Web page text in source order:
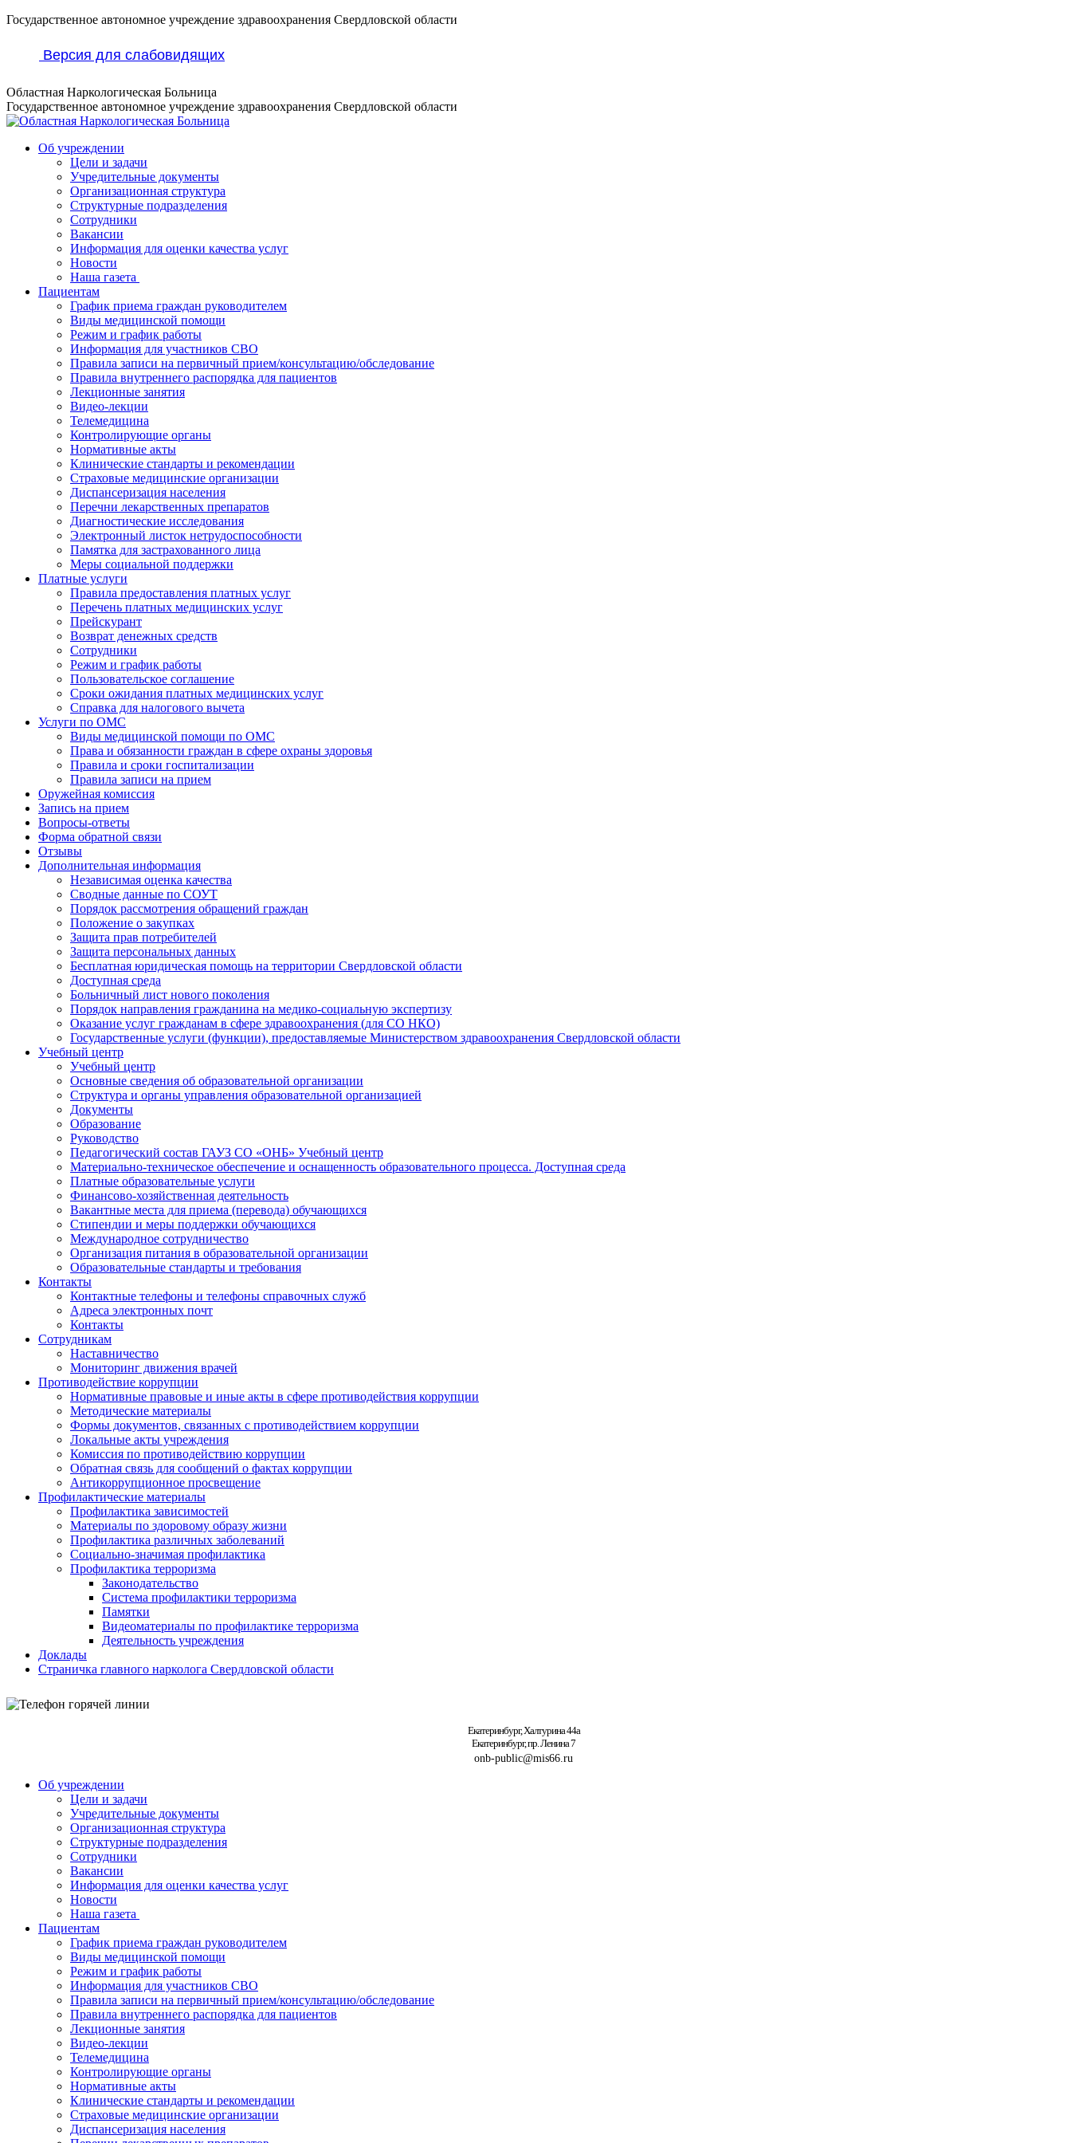
Перейти
содержанию
Государственное автономное учреждение здравоохранения Свердловской области
Версия для слабовидящих
Областная Наркологическая Больница
Государственное автономное учреждение здравоохранения Свердловской области
Об учреждении
Цели и задачи
Учредительные документы
Организационная структура
Структурные подразделения
Сотрудники
Вакансии
Информация для оценки качества услуг
Новости
​​Наша газета
Пациентам
График приема граждан руководителем
Виды медицинской помощи
Режим и график работы
Информация для участников СВО
Правила записи на первичный прием/консультацию/обследование
Правила внутреннего распорядка для пациентов
Лекционные занятия
Видео-лекции
Телемедицина
Контролирующие органы
Нормативные акты
Клинические стандарты и рекомендации
Страховые медицинские организации
Диспансеризация населения
Перечни лекарственных препаратов
Диагностические исследования
Электронный листок нетрудоспособности
Памятка для застрахованного лица
Меры социальной поддержки
Платные услуги
Правила предоставления платных услуг
Перечень платных медицинских услуг
Прейскурант
Возврат денежных средств
Сотрудники
Режим и график работы
Пользовательское соглашение
Сроки ожидания платных медицинских услуг
Справка для налогового вычета
Услуги по ОМС
Виды медицинской помощи по ОМС
Права и обязанности граждан в сфере охраны здоровья
Правила и сроки госпитализации
Правила записи на прием
Оружейная комиссия
Запись на прием
Вопросы-ответы
Форма обратной связи
Отзывы
Дополнительная информация
Независимая оценка качества
Сводные данные по СОУТ
Порядок рассмотрения обращений граждан
Положение о закупках
Защита прав потребителей
Защита персональных данных
Бесплатная юридическая помощь на территории Свердловской области
Доступная среда
Больничный лист нового поколения
Порядок направления гражданина на медико-социальную экспертизу
Оказание услуг гражданам в сфере здравоохранения (для СО НКО)
Государственные услуги (функции), предоставляемые Министерством здравоохранения Свердловской области
Учебный центр
Учебный центр
Основные сведения об образовательной организации
Структура и органы управления образовательной организацией
Документы
Образование
Руководство
Педагогический состав ГАУЗ СО «ОНБ» Учебный центр
Материально-техническое обеспечение и оснащенность образовательного процесса. Доступная среда
Платные образовательные услуги
Финансово-хозяйственная деятельность
Вакантные места для приема (перевода) обучающихся
Стипендии и меры поддержки обучающихся
Международное сотрудничество
Организация питания в образовательной организации
Образовательные стандарты и требования
Контакты
Контактные телефоны и телефоны справочных служб
Адреса электронных почт
Контакты
Сотрудникам
Наставничество
Мониторинг движения врачей
Противодействие коррупции
Нормативные правовые и иные акты в сфере противодействия коррупции
Методические материалы
Формы документов, связанных с противодействием коррупции
Локальные акты учреждения
Комиссия по противодействию коррупции
Обратная связь для сообщений о фактах коррупции
Антикоррупционное просвещение
Профилактические материалы
Профилактика зависимостей
Материалы по здоровому образу жизни
Профилактика различных заболеваний
Социально-значимая профилактика
Профилактика терроризма
Законодательство
Система профилактики терроризма
Памятки
Видеоматериалы по профилактике терроризма
Деятельность учреждения
Доклады
Страничка главного нарколога Свердловской области
Екатеринбург, Халтурина 44а
Екатеринбург, пр. Ленина 7
onb-public@mis66.ru
Об учреждении
Цели и задачи
Учредительные документы
Организационная структура
Структурные подразделения
Сотрудники
Вакансии
Информация для оценки качества услуг
Новости
​​Наша газета
Пациентам
График приема граждан руководителем
Виды медицинской помощи
Режим и график работы
Информация для участников СВО
Правила записи на первичный прием/консультацию/обследование
Правила внутреннего распорядка для пациентов
Лекционные занятия
Видео-лекции
Телемедицина
Контролирующие органы
Нормативные акты
Клинические стандарты и рекомендации
Страховые медицинские организации
Диспансеризация населения